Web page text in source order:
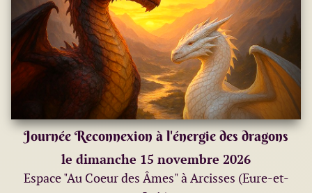
Journée Reconnexion à l'énergie des dragons
le dimanche 15 novembre 2026
Espace "Au Coeur des Âmes" à Arcisses (Eure-et-